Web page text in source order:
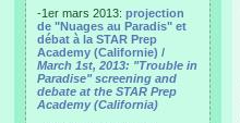
-1er mars 2013: projection
de "Nuages au Paradis" et
débat à la STAR Prep
Academy (Californie) /
March 1st, 2013: "Trouble in
Paradise" screening and
debate at the STAR Prep
Academy (California)